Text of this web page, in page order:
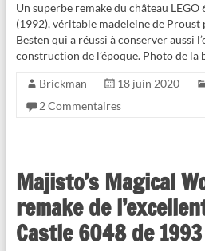
Un superbe remake du château LEGO
(1992), véritable madeleine de
Besten qui a réussi à conserver aussi
construction de l’époque. Photo de la
Brickman 18 juin 2020
2 Commentaires
Majisto’s Magical
remake de
Castle 6048 de 1993